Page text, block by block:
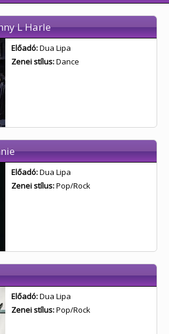
L Harle
Előadó:Dua Lipa
Zenei stílus:Dance
Előadó:Dua Lipa
Zenei stílus:Pop/Rock
Előadó:Dua Lipa
Zenei stílus:Pop/Rock